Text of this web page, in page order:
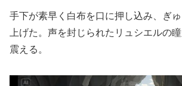
手下が素早く白布を口に押し込み、ぎ
上げた。声を封じられたリュシエルの
震える。